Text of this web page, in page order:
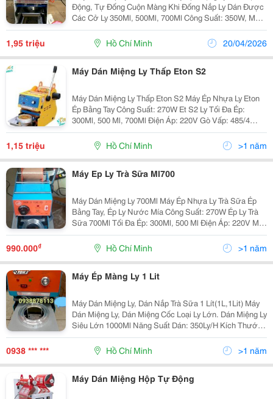
Động, Tự Đống Cuộn Màng Khi Đống Nắp Ly Dán Được
Các Cở Ly 350Ml, 500Ml, 700Ml Công Suất: 350W, Máy
Gọn Và Đẹp. Dê Di Chuyển , Tiết Kiêm Nhiên Liệu Số
Lượng Ly Cốc Ép Trong 1 Giờ: 300 &Ndash;...
1,95 triệu Hồ Chí Minh 20/04/2026
Máy Dán Miệng Ly Thấp Eton S2
Máy Dán Miệng Ly Thấp Eton S2 Máy Ép Nhựa Ly Eton
Ép Bằng Tay Công Suất: 270W Et S2 Ly Tối Đa Ép:
300Ml, 500 Ml, 700Ml Điện Áp: 220V Gò Vấp: 485/4
Phan Văn Trị, P.5, Q.gò Vấp, Hcm (Đối Diện Siêu Thị
Emart Hàn Quốc) Quận 10: 609/16...
1,15 triệu Hồ Chí Minh >1 năm
Máy Ep Ly Trà Sữa Ml700
Máy Dán Miệng Ly 700Ml Máy Ép Nhựa Ly Trà Sữa Ép
Bằng Tay, Ép Ly Nước Mía Công Suất: 270W Ép Ly Trà
Sữa 700Ml Tối Đa Ép: 300Ml, 500 Ml Điện Áp: 220V Máy
Ep Miệng Ly Trà Sữa, Caphe , Vv Giao Tận Nơi Gò Vấp:
485/4 Phan Văn Trị, P.5, Q.gò...
990.000₫ Hồ Chí Minh >1 năm
Máy Ép Màng Ly 1 Lit
Máy Dán Miệng Ly, Dán Nắp Trà Sữa 1 Lít(1L,1Lit) Máy
Dán Miệng Ly, Dán Miệng Cốc Loại Ly Lớn. Dán Miệng Ly
Siêu Lớn 1000Ml Năng Suất Dán: 350Ly/H Kích Thước
Ly Có Dán: 1000Ml Đường Kính Ly Lớn Nhất Máy Có
Thể Dán: 117Mm Nhiệt Độ 500C-2500C...
0938 *** *** Hồ Chí Minh >1 năm
Máy Dán Miệng Hộp Tự Động